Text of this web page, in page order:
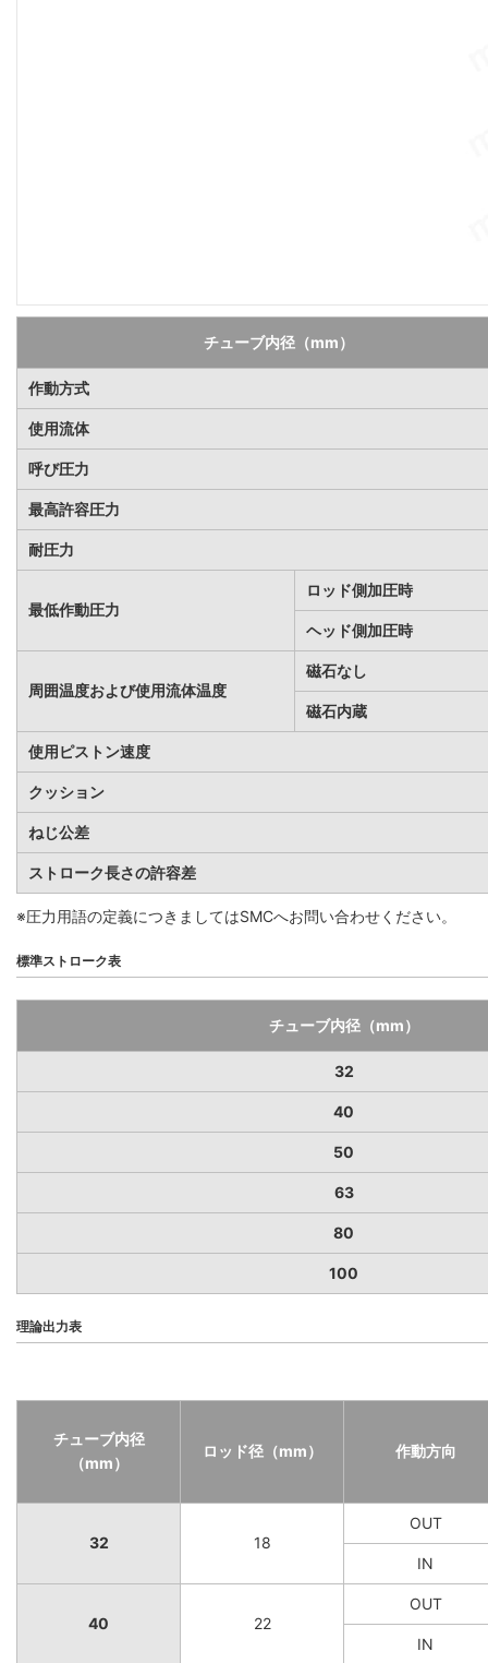
チューブ内径（mm）
作動方式
使用流体
呼び圧力
最高許容圧力
耐圧力
最低作動圧力
ロッド側加圧時
ヘッド側加圧時
周囲温度および使用流体温度
磁石なし
磁石内蔵
使用ピストン速度
クッション
ねじ公差
ストローク長さの許容差
※圧力用語の定義につきましてはSMCへお問い合わせください。
標準ストローク表
チューブ内径（mm）
32
40
50
63
80
100
理論出力表
チューブ内径
（mm）
ロッド径（mm） 作動方向
32 18
OUT
IN
40 22
OUT
IN